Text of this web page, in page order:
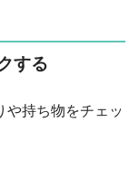
する
や持ち物をチェッ